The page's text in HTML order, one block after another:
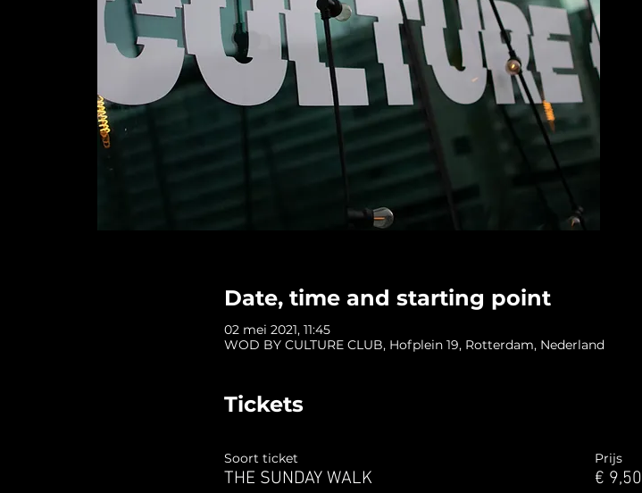
Date, time and starting point
02 mei 2021, 11:45
WOD BY CULTURE CLUB, Hofplein 19, Rotterdam, Nederland
Tickets
Soort ticket
THE SUNDAY WALK
Prijs
€ 9,50